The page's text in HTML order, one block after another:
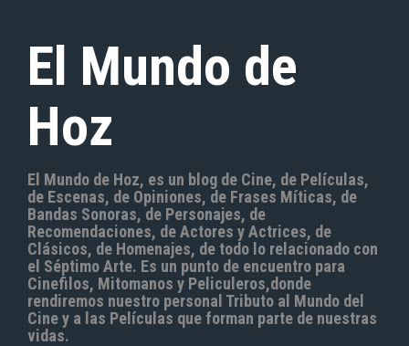
El Mundo de
Hoz
El Mundo de Hoz, es un blog de Cine, de Películas,
de Escenas, de Opiniones, de Frases Míticas, de
Bandas Sonoras, de Personajes, de
Recomendaciones, de Actores y Actrices, de
Clásicos, de Homenajes, de todo lo relacionado con
el Séptimo Arte. Es un punto de encuentro para
Cinefilos, Mitomanos y Peliculeros,donde
rendiremos nuestro personal Tributo al Mundo del
Cine y a las Películas que forman parte de nuestras
vidas.